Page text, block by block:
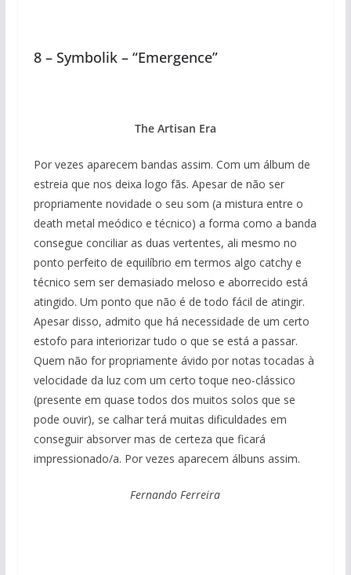
8 – Symbolik – “Emergence”
The Artisan Era
Por vezes aparecem bandas assim. Com um álbum de
estreia que nos deixa logo fãs. Apesar de não ser
propriamente novidade o seu som (a mistura entre o
death metal meódico e técnico) a forma como a banda
consegue conciliar as duas vertentes, ali mesmo no
ponto perfeito de equilíbrio em termos algo catchy e
técnico sem ser demasiado meloso e aborrecido está
atingido. Um ponto que não é de todo fácil de atingir.
Apesar disso, admito que há necessidade de um certo
estofo para interiorizar tudo o que se está a passar.
Quem não for propriamente ávido por notas tocadas à
velocidade da luz com um certo toque neo-clássico
(presente em quase todos dos muitos solos que se
pode ouvir), se calhar terá muitas dificuldades em
conseguir absorver mas de certeza que ficará
impressionado/a. Por vezes aparecem álbuns assim.
Fernando Ferreira